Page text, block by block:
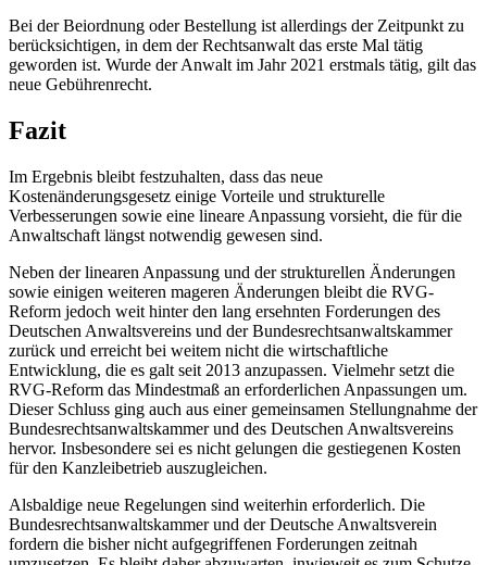
Bei der Beiordnung oder Bestellung ist allerdings der Zeitpunkt zu
berücksichtigen, in dem der Rechtsanwalt das erste Mal tätig
geworden ist. Wurde der Anwalt im Jahr 2021 erstmals tätig, gilt das
neue Gebührenrecht.
Fazit
Im Ergebnis bleibt festzuhalten, dass das neue
Kostenänderungsgesetz einige Vorteile und strukturelle
Verbesserungen sowie eine lineare Anpassung vorsieht, die für die
Anwaltschaft längst notwendig gewesen sind.
Neben der linearen Anpassung und der strukturellen Änderungen
sowie einigen weiteren mageren Änderungen bleibt die RVG-
Reform jedoch weit hinter den lang ersehnten Forderungen des
Deutschen Anwaltsvereins und der Bundesrechtsanwaltskammer
zurück und erreicht bei weitem nicht die wirtschaftliche
Entwicklung, die es galt seit 2013 anzupassen. Vielmehr setzt die
RVG-Reform das Mindestmaß an erforderlichen Anpassungen um.
Dieser Schluss ging auch aus einer gemeinsamen Stellungnahme der
Bundesrechtsanwaltskammer und des Deutschen Anwaltsvereins
hervor. Insbesondere sei es nicht gelungen die gestiegenen Kosten
für den Kanzleibetrieb auszugleichen.
Alsbaldige neue Regelungen sind weiterhin erforderlich. Die
Bundesrechtsanwaltskammer und der Deutsche Anwaltsverein
fordern die bisher nicht aufgegriffenen Forderungen zeitnah